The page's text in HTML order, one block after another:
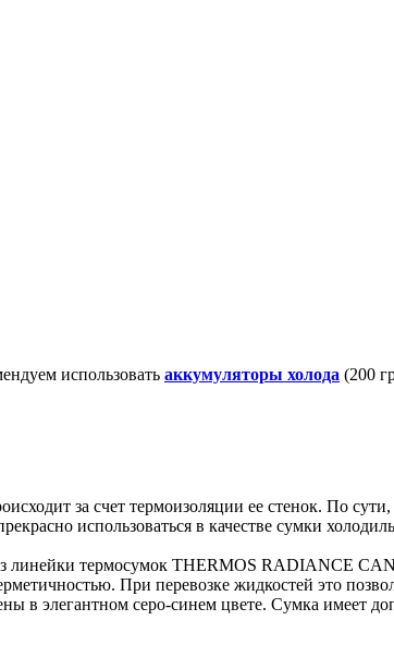
использовать аккумуляторы холода (200
за счет термоизоляции ее стенок. По
использоваться в качестве сумки
термосумок THERMOS RADIANCE CAN
При перевозке жидкостей это
в элегантном серо-синем цвете. Сумка имеет